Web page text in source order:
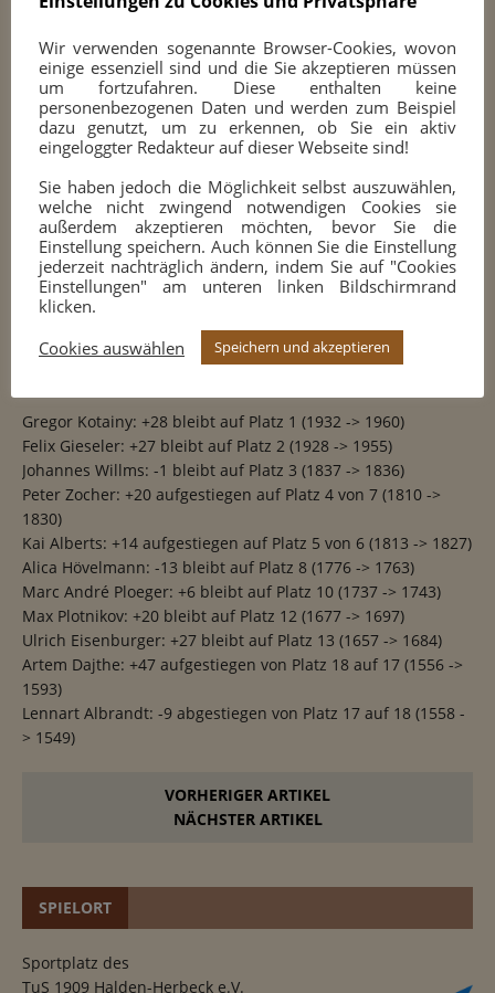
Auch in der Schnellschachvereinsmeisterschaft wissen wir
Ploeger, Alica Hövelmann und Kai Alberts sind die letzten
übrig gebliebenen. Felix gewann am Freitag das kleine
Finale gegen Marc und das Match Kai und Alica fand am
07.02. statt, doch wie das ausging verrate ich an dieser
Stelle noch nicht. Doch wahrscheinlich wird noch im
Februar unser Schnellschachvereinsmeister gekürt.
Am 31.01.2025 fand die Jahreshauptversammlung statt. In
bescheidener Runde haben wir über das vergangene Jahr
gesprochen, über Entlastungen unseres Jugendteams,
Revisionen der Satzung und vielem mehr. Die Details könnt
ihrhierim gesonderten Artikel nachlesen.
Ratingänderungen
Gregor Kotainy: +28 bleibt auf Platz 1 (1932 -> 1960)
Felix Gieseler: +27 bleibt auf Platz 2 (1928 -> 1955)
Johannes Willms: -1 bleibt auf Platz 3 (1837 -> 1836)
Peter Zocher: +20 aufgestiegen auf Platz 4 von 7 (1810 ->
1830)
Kai Alberts: +14 aufgestiegen auf Platz 5 von 6 (1813 -> 1827)
Alica Hövelmann: -13 bleibt auf Platz 8 (1776 -> 1763)
Marc André Ploeger: +6 bleibt auf Platz 10 (1737 -> 1743)
Max Plotnikov: +20 bleibt auf Platz 12 (1677 -> 1697)
Ulrich Eisenburger: +27 bleibt auf Platz 13 (1657 -> 1684)
Artem Dajthe: +47 aufgestiegen von Platz 18 auf 17 (1556 ->
1593)
Lennart Albrandt: -9 abgestiegen von Platz 17 auf 18 (1558 -
> 1549)
VORHERIGER ARTIKEL
NÄCHSTER ARTIKEL
SPIELORT
Sportplatz des
TuS 1909 Halden-Herbeck e.V.
Wir verwenden sogenannte Browser-Cookies, wovon
einige essenziell sind und die Sie akzeptieren müssen
um fortzufahren. Diese enthalten keine
personenbezogenen Daten und werden zum Beispiel
dazu genutzt, um zu erkennen, ob Sie ein aktiv
eingeloggter Redakteur auf dieser Webseite sind!
Sie haben jedoch die Möglichkeit selbst auszuwählen,
welche nicht zwingend notwendigen Cookies sie
außerdem akzeptieren möchten, bevor Sie die
Einstellung speichern. Auch können Sie die Einstellung
jederzeit nachträglich ändern, indem Sie auf "Cookies
Einstellungen" am unteren linken Bildschirmrand
klicken.
Cookies auswählen
Speichern und akzeptieren